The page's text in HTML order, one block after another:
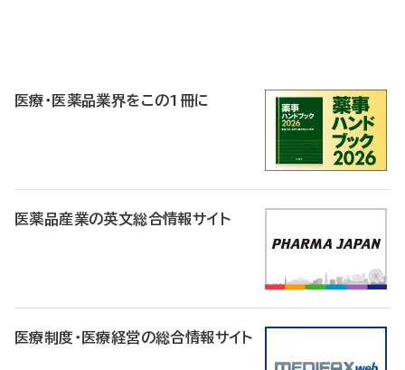
医療・医薬品業界をこの1冊に
医薬品産業の英文総合情報サイト
医療制度・医療経営の総合情報サイト